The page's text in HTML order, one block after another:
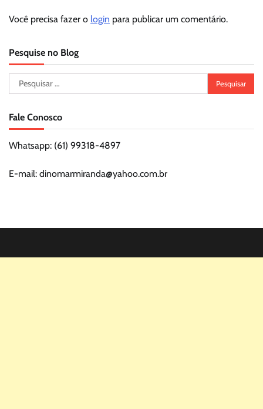
Você precisa fazer o login para publicar um comentário.
Pesquise no Blog
Pesquisar
por:
Fale Conosco
Whatsapp: (61) 99318-4897
E-mail: dinomarmiranda@yahoo.com.br